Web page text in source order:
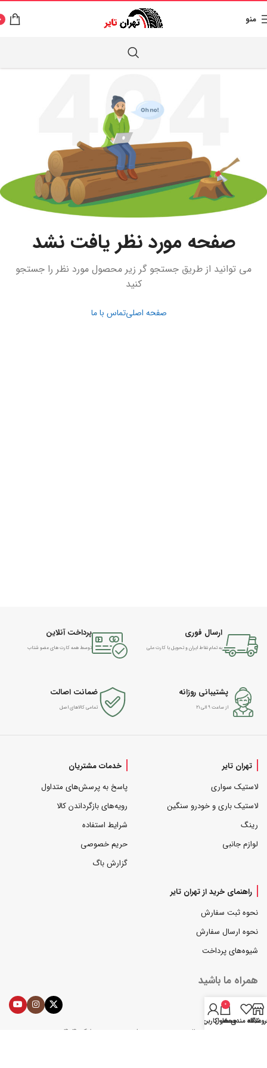
منو
صفحه مورد نظر یافت نشد
می توانید از طریق جستجو گر زیر محصول مورد نظر را جستجو
کنید
صفحه اصلیتماس با ما
ارسال فوری
به تمام نقاط ایران و تحویل با کارت ملی
پرداخت آنلاین
توسط همه کارت های عضو شتاب
پشتیبانی روزانه
از ساعت ۹ الی ۲۱
ضمانت اصالت
تمامی کالاهای اصل
تهران تایر
لاستیک سواری
لاستیک باری و خودرو سنگین
رینگ
لوازم جانبی
خدمات مشتریان
پاسخ به پرسش‌های متداول
رویه‌های بازگرداندن کالا
شرایط استفاده
حریم خصوصی
گزارش باگ
راهنمای خرید از تهران تایر
نحوه ثبت سفارش
نحوه ارسال سفارش
شیوه‌های پرداخت
همراه ما باشید
تهران، بزرگراه رسالت، جنب مترو علم و صنعت، پلاک 404
علاقه مندی ها
0
محصول
حساب کاربری من